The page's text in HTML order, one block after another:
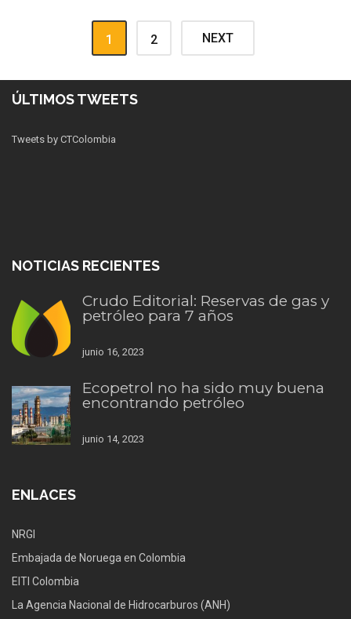
1 2 NEXT
ÚLTIMOS TWEETS
Tweets by CTColombia
NOTICIAS RECIENTES
Crudo Editorial: Reservas de gas y
petróleo para 7 años
junio 16, 2023
Ecopetrol no ha sido muy buena
encontrando petróleo
junio 14, 2023
ENLACES
NRGI
Embajada de Noruega en Colombia
EITI Colombia
La Agencia Nacional de Hidrocarburos (ANH)